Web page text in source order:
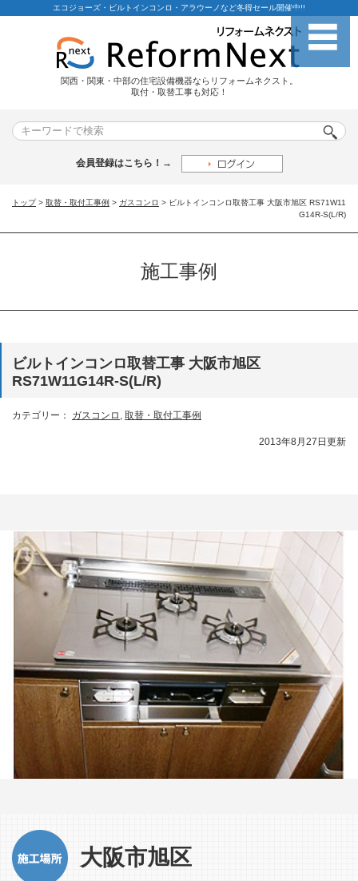
エコジョーズ・ビルトインコンロ・アラウーノなど冬得セール開催中!!
関西・関東・中部の住宅設備機器ならリフォームネクスト。
取付・取替工事も対応！
会員登録はこちら！→
トップ > 取替・取付工事例 > ガスコンロ > ビルトインコンロ取替工事 大阪市旭区 RS71W11
G14R-S(L/R)
施工事例
ビルトインコンロ取替工事 大阪市旭区
RS71W11G14R-S(L/R)
カテゴリー： ガスコンロ , 取替・取付工事例
2013年8月27日更新
大阪市旭区